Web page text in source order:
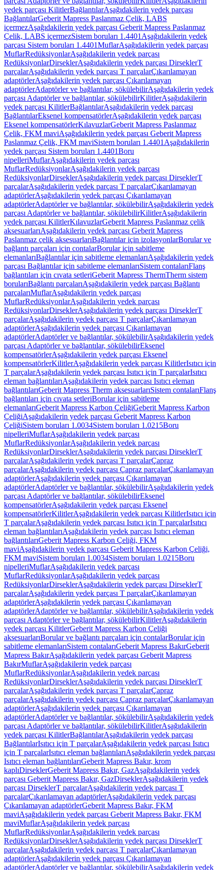
yedek parçası KilitlerBağlantılarAşağıdakilerin yedek parçası
BağlantılarGeberit Mapress Paslanmaz Çelik, LABS
içermezAşağıdakilerin yedek parçası Geberit Mapress Paslanmaz
Çelik, LABS içermezSistem boruları 1.4401 Aşağıdakilerin yedek
parçası Sistem boruları 1.4401MuflarAşağıdakilerin yedek parçası
MuflarRedüksiyonlarAşağıdakilerin yedek parçası
RedüksiyonlarDirseklerAşağıdakilerin yedek parçası DirseklerT
parçalarAşağıdakilerin yedek parçası T parçalarÇıkarılamayan
adaptörlerAşağıdakilerin yedek parçası Çıkarılamayan
adaptörlerAdaptörler ve bağlantılar, sökülebilirAşağıdakilerin yedek
parçası Adaptörler ve bağlantılar, sökülebilirKilitlerAşağıdakilerin
yedek parçası KilitlerBağlantılarAşağıdakilerin yedek parçası
BağlantılarEksenel kompensatörlerAşağıdakilerin yedek parçası
Eksenel kompensatörlerKılavuzlarGeberit Mapress Paslanmaz
Çelik, FKM maviAşağıdakilerin yedek parçası Geberit Mapress
Paslanmaz Çelik, FKM maviSistem boruları 1.4401 Aşağıdakilerin
yedek parçası Sistem boruları 1.4401Boru
nipelleriMuflarAşağıdakilerin yedek parçası
MuflarRedüksiyonlarAşağıdakilerin yedek parçası
RedüksiyonlarDirseklerAşağıdakilerin yedek parçası DirseklerT
parçalarAşağıdakilerin yedek parçası T parçalarÇıkarılamayan
adaptörlerAşağıdakilerin yedek parçası Çıkarılamayan
adaptörlerAdaptörler ve bağlantılar, sökülebilirAşağıdakilerin yedek
parçası Adaptörler ve bağlantılar, sökülebilirKilitlerAşağıdakilerin
yedek parçası KilitlerKılavuzlarGeberit Mapress Paslanmaz çelik
aksesuarlarıAşağıdakilerin yedek parçası Geberit Mapress
Paslanmaz çelik aksesuarlarıBağlantılar için izolasyonlarBorular ve
bağlantı parçaları için contalarBorular için sabitleme
elemanlarıBağlantılar için sabitleme elemanlarıAşağıdakilerin yedek
parçası Bağlantılar için sabitleme elemanlarıSistem contalarıFlanş
bağlantıları için cıvata setleriGeberit Mapress ThermTherm sistem
borularıBağlantı parçalarıAşağıdakilerin yedek parçası Bağlantı
parçalarıMuflarAşağıdakilerin yedek parçası
MuflarRedüksiyonlarAşağıdakilerin yedek parçası
RedüksiyonlarDirseklerAşağıdakilerin yedek parçası DirseklerT
parçalarAşağıdakilerin yedek parçası T parçalarÇıkarılamayan
adaptörlerAşağıdakilerin yedek parçası Çıkarılamayan
adaptörlerAdaptörler ve bağlantılar, sökülebilirAşağıdakilerin yedek
parçası Adaptörler ve bağlantılar, sökülebilirEksenel
kompensatörlerAşağıdakilerin yedek parçası Eksenel
kompensatörlerKilitlerAşağıdakilerin yedek parçası KilitlerIsıtıcı için
T parçalarAşağıdakilerin yedek parçası Isıtıcı için T parçalarIsıtıcı
eleman bağlantılarıAşağıdakilerin yedek parçası Isıtıcı eleman
bağlantılarıGeberit Mapress Therm aksesuarlarıSistem contalarıFlanş
bağlantıları için cıvata setleriBorular için sabitleme
elemanlarıGeberit Mapress Karbon ÇeliğiGeberit Mapress Karbon
ÇeliğiAşağıdakilerin yedek parçası Geberit Mapress Karbon
ÇeliğiSistem boruları 1.0034Sistem boruları 1.0215Boru
nipelleriMuflarAşağıdakilerin yedek parçası
MuflarRedüksiyonlarAşağıdakilerin yedek parçası
RedüksiyonlarDirseklerAşağıdakilerin yedek parçası DirseklerT
parçalarAşağıdakilerin yedek parçası T parçalarÇapraz
parçalarAşağıdakilerin yedek parçası Çapraz parçalarÇıkarılamayan
adaptörlerAşağıdakilerin yedek parçası Çıkarılamayan
adaptörlerAdaptörler ve bağlantılar, sökülebilirAşağıdakilerin yedek
parçası Adaptörler ve bağlantılar, sökülebilirEksenel
kompensatörlerAşağıdakilerin yedek parçası Eksenel
kompensatörlerKilitlerAşağıdakilerin yedek parçası KilitlerIsıtıcı için
T parçalarAşağıdakilerin yedek parçası Isıtıcı için T parçalarIsıtıcı
eleman bağlantılarıAşağıdakilerin yedek parçası Isıtıcı eleman
bağlantılarıGeberit Mapress Karbon Çeliği, FKM
maviAşağıdakilerin yedek parçası Geberit Mapress Karbon Çeliği,
FKM maviSistem boruları 1.0034Sistem boruları 1.0215Boru
nipelleriMuflarAşağıdakilerin yedek parçası
MuflarRedüksiyonlarAşağıdakilerin yedek parçası
RedüksiyonlarDirseklerAşağıdakilerin yedek parçası DirseklerT
parçalarAşağıdakilerin yedek parçası T parçalarÇıkarılamayan
adaptörlerAşağıdakilerin yedek parçası Çıkarılamayan
adaptörlerAdaptörler ve bağlantılar, sökülebilirAşağıdakilerin yedek
parçası Adaptörler ve bağlantılar, sökülebilirKilitlerAşağıdakilerin
yedek parçası KilitlerGeberit Mapress Karbon Çeliği
aksesuarlarıBorular ve bağlantı parçaları için contalarBorular için
sabitleme elemanlarıSistem contalarıGeberit Mapress BakırGeberit
Mapress BakırAşağıdakilerin yedek parçası Geberit Mapress
BakırMuflarAşağıdakilerin yedek parçası
MuflarRedüksiyonlarAşağıdakilerin yedek parçası
RedüksiyonlarDirseklerAşağıdakilerin yedek parçası DirseklerT
parçalarAşağıdakilerin yedek parçası T parçalarÇapraz
parçalarAşağıdakilerin yedek parçası Çapraz parçalarÇıkarılamayan
adaptörlerAşağıdakilerin yedek parçası Çıkarılamayan
adaptörlerAdaptörler ve bağlantılar, sökülebilirAşağıdakilerin yedek
parçası Adaptörler ve bağlantılar, sökülebilirKilitlerAşağıdakilerin
yedek parçası KilitlerBağlantılarAşağıdakilerin yedek parçası
BağlantılarIsıtıcı için T parçalarAşağıdakilerin yedek parçası Isıtıcı
için T parçalarIsıtıcı eleman bağlantılarıAşağıdakilerin yedek parçası
Isıtıcı eleman bağlantılarıGeberit Mapress Bakır, krom
kaplıDirseklerGeberit Mapress Bakır, GazAşağıdakilerin yedek
parçası Geberit Mapress Bakır, GazDirseklerAşağıdakilerin yedek
parçası DirseklerT parçalarAşağıdakilerin yedek parçası T
parçalarÇıkarılamayan adaptörlerAşağıdakilerin yedek parçası
Çıkarılamayan adaptörlerGeberit Mapress Bakır, FKM
maviAşağıdakilerin yedek parçası Geberit Mapress Bakır, FKM
maviMuflarAşağıdakilerin yedek parçası
MuflarRedüksiyonlarAşağıdakilerin yedek parçası
RedüksiyonlarDirseklerAşağıdakilerin yedek parçası DirseklerT
parçalarAşağıdakilerin yedek parçası T parçalarÇıkarılamayan
adaptörlerAşağıdakilerin yedek parçası Çıkarılamayan
adaptörlerAdaptörler ve bağlantılar, sökülebilirAşağıdakilerin yedek